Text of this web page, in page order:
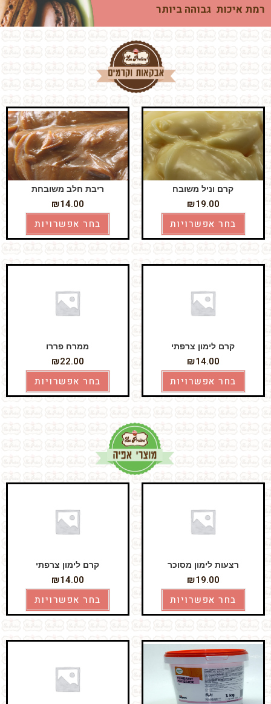
רמת איכות גבוהה ביותר
קרם וניל משובח
₪19.00
בחר אפשרויות
ריבת חלב משובחת
₪14.00
בחר אפשרויות
קרם לימון צרפתי
₪14.00
בחר אפשרויות
ממרח פררו
₪22.00
בחר אפשרויות
רצעות לימון מסוכר
₪19.00
בחר אפשרויות
קרם לימון צרפתי
₪14.00
בחר אפשרויות